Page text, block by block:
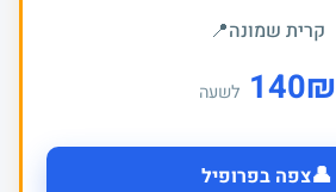
קרית שמונה📍
₪
140 לשעה
👤צפה בפרופיל